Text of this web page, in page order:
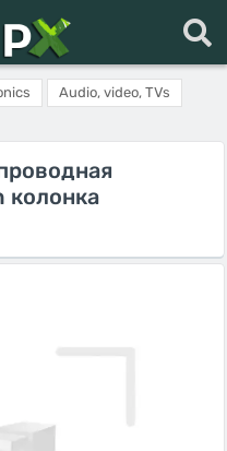
Audio, video, TVs
колонка